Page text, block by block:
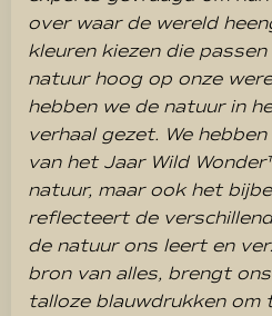
over waar de wereld
kleuren kiezen die
natuur hoog op onze
hebben we de natuur in
verhaal gezet. We
van het Jaar Wild
natuur, maar ook het
reflecteert de
de natuur ons leert en
bron van alles, brengt
talloze blauwdrukken om